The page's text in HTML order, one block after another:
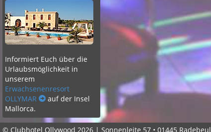
Informiert Euch über die
Urlaubsmöglichkeit in
unserem
Erwachsenenresort
OLLYMAR
auf der Insel
Mallorca.
© Clubhotel Ollywood 2026 | Sonnenleite 57 • 01445 Radebeul